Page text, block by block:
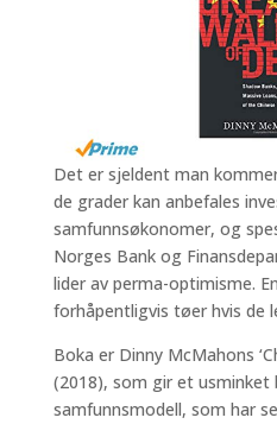
Det er sjeldent man
de grader kan anbefales
samfunnsøkonomer, og
Norges Bank og
lider av perma-optimisme.
forhåpentligvis tøer hvis de
Boka er Dinny McMahons
(2018), som gir et usminket
samfunnsmodell, som har